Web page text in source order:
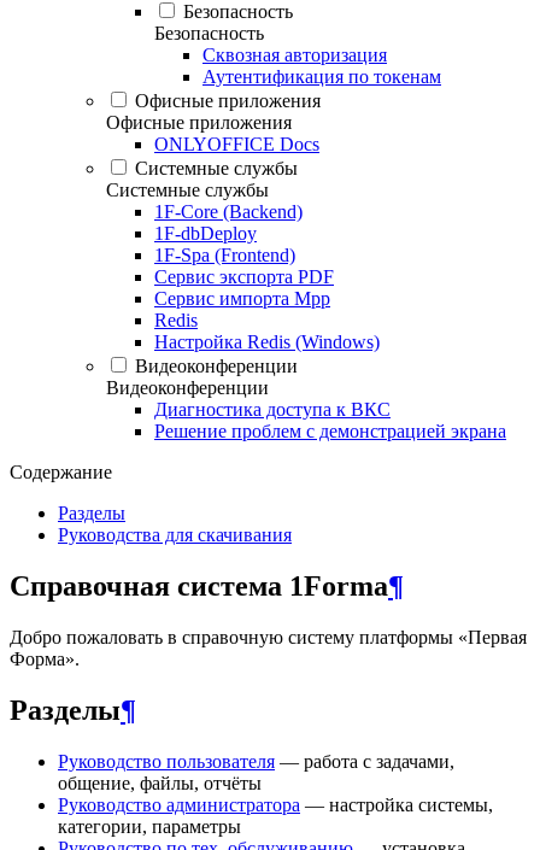
Безопасность
Безопасность
Сквозная авторизация
Аутентификация по токенам
Офисные приложения
Офисные приложения
ONLYOFFICE Docs
Системные службы
Системные службы
1F-Core (Backend)
1F-dbDeploy
1F-Spa (Frontend)
Сервис экспорта PDF
Сервис импорта Mpp
Redis
Настройка Redis (Windows)
Видеоконференции
Видеоконференции
Диагностика доступа к ВКС
Решение проблем с демонстрацией экрана
Содержание
Разделы
Руководства для скачивания
Справочная система 1Forma¶
Добро пожаловать в справочную систему платформы «Первая
Форма».
Разделы¶
Руководство пользователя — работа с задачами,
общение, файлы, отчёты
Руководство администратора — настройка системы,
категории, параметры